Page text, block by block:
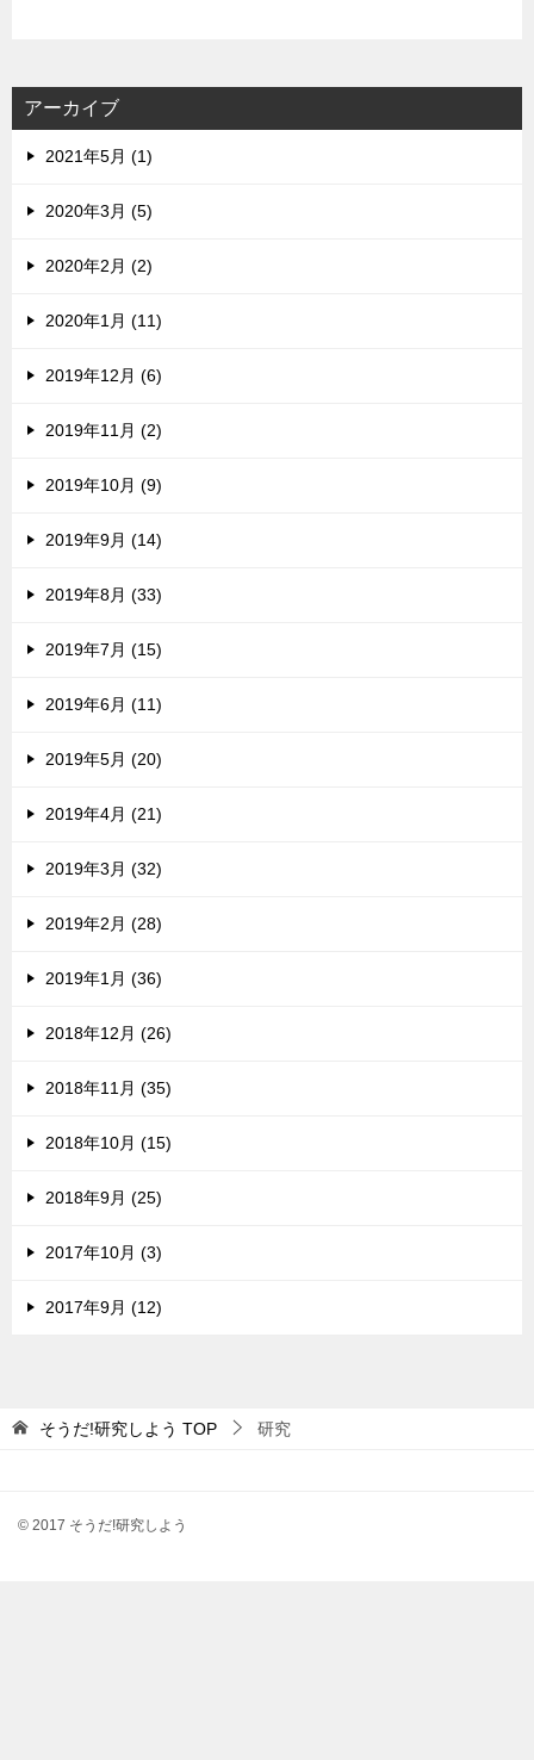
ス
アーカイブ
2021年5月 (1)
2020年3月 (5)
2020年2月 (2)
2020年1月 (11)
2019年12月 (6)
2019年11月 (2)
2019年10月 (9)
2019年9月 (14)
2019年8月 (33)
2019年7月 (15)
2019年6月 (11)
2019年5月 (20)
2019年4月 (21)
2019年3月 (32)
2019年2月 (28)
2019年1月 (36)
2018年12月 (26)
2018年11月 (35)
2018年10月 (15)
2018年9月 (25)
2017年10月 (3)
2017年9月 (12)
そうだ!研究しよう TOP 研究
© 2017 そうだ!研究しよう